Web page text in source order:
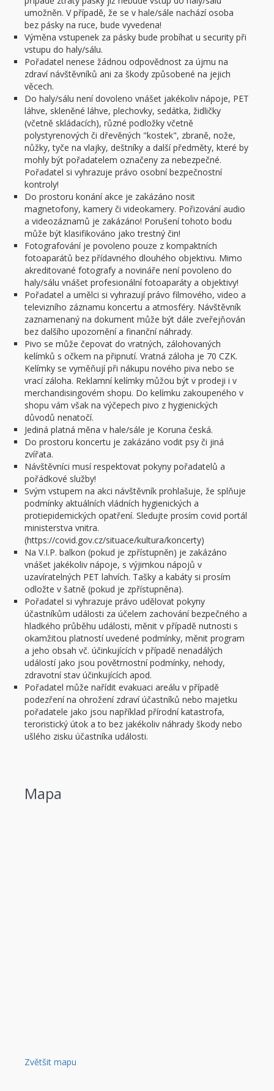
umožněn. V případě, že se v hale/sále nachází osoba
bez pásky na ruce, bude vyvedena!
Výměna vstupenek za pásky bude probíhat u security při
vstupu do haly/sálu.
Pořadatel nenese žádnou odpovědnost za újmu na
zdraví návštěvníků ani za škody způsobené na jejich
věcech.
Do haly/sálu není dovoleno vnášet jakékoliv nápoje, PET
láhve, skleněné láhve, plechovky, sedátka, židličky
(včetně skládacích), různé podložky včetně
polystyrenových či dřevěných "kostek", zbraně, nože,
nůžky, tyče na vlajky, deštníky a další předměty, které by
mohly být pořadatelem označeny za nebezpečné.
Pořadatel si vyhrazuje právo osobní bezpečnostní
kontroly!
Do prostoru konání akce je zakázáno nosit
magnetofony, kamery či videokamery. Pořizování audio
a videozáznamů je zakázáno! Porušení tohoto bodu
může být klasifikováno jako trestný čin!
Fotografování je povoleno pouze z kompaktních
fotoaparátů bez přídavného dlouhého objektivu. Mimo
akreditované fotografy a novináře není povoleno do
haly/sálu vnášet profesionální fotoaparáty a objektivy!
Pořadatel a umělci si vyhrazují právo filmového, video a
televizního záznamu koncertu a atmosféry. Návštěvník
zaznamenaný na dokument může být dále zveřejňován
bez dalšího upozornění a finanční náhrady.
Pivo se může čepovat do vratných, zálohovaných
kelímků s očkem na připnutí. Vratná záloha je 70 CZK.
Kelímky se vyměňují při nákupu nového piva nebo se
vrací záloha. Reklamní kelímky můžou být v prodeji i v
merchandisingovém shopu. Do kelímku zakoupeného v
shopu vám však na výčepech pivo z hygienických
důvodů nenatočí.
Jediná platná měna v hale/sále je Koruna česká.
Do prostoru koncertu je zakázáno vodit psy či jiná
zvířata.
Návštěvníci musí respektovat pokyny pořadatelů a
pořádkové služby!
Svým vstupem na akci návštěvník prohlašuje, že splňuje
podmínky aktuálních vládních hygienických a
protiepidemických opatření. Sledujte prosím covid portál
ministerstva vnitra.
(https://covid.gov.cz/situace/kultura/koncerty)
Na V.I.P. balkon (pokud je zpřístupněn) je zakázáno
vnášet jakékoliv nápoje, s výjimkou nápojů v
uzavíratelných PET lahvích. Tašky a kabáty si prosím
odložte v šatně (pokud je zpřístupněna).
Pořadatel si vyhrazuje právo udělovat pokyny
účastníkům události za účelem zachování bezpečného a
hladkého průběhu události, měnit v případě nutnosti s
okamžitou platností uvedené podmínky, měnit program
a jeho obsah vč. účinkujících v případě nenadálých
událostí jako jsou povětrnostní podmínky, nehody,
zdravotní stav účinkujících apod.
Pořadatel může nařídit evakuaci areálu v případě
podezření na ohrožení zdraví účastníků nebo majetku
pořadatele jako jsou například přírodní katastrofa,
teroristický útok a to bez jakékoliv náhrady škody nebo
ušlého zisku účastníka události.
Mapa
Zvětšit mapu